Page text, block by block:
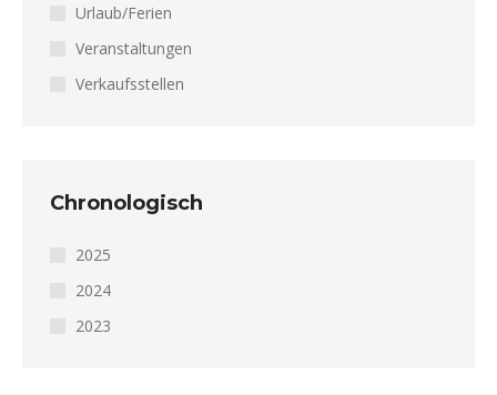
Urlaub/Ferien
Veranstaltungen
Verkaufsstellen
Chronologisch
2025
2024
2023